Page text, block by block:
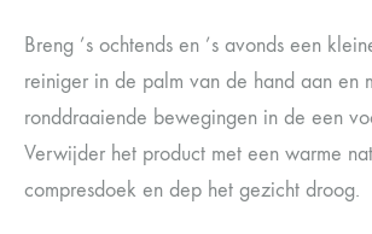
Breng ’s ochtends en ’s avonds een
reiniger in de palm van de hand aan en
ronddraaiende bewegingen in de een
Verwijder het product met een warme
compresdoek en dep het gezicht droog.